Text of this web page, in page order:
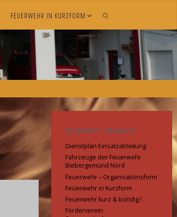
FEUERWEHR IN KURZFORM
FEUERWEHR – ÜBERBLICK
Dienstplan Einsatzabteilung
Fahrzeuge der Feuerwehr
Biebergemünd Nord
Feuerwehr – Organisationsform
Feuerwehr in Kurzform
Feuerwehr kurz & bündig !
Förderverein